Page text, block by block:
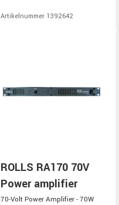
Artikelnummer 1392642
ROLLS RA170 70V
Power amplifier
70-Volt Power Amplifier - 70W